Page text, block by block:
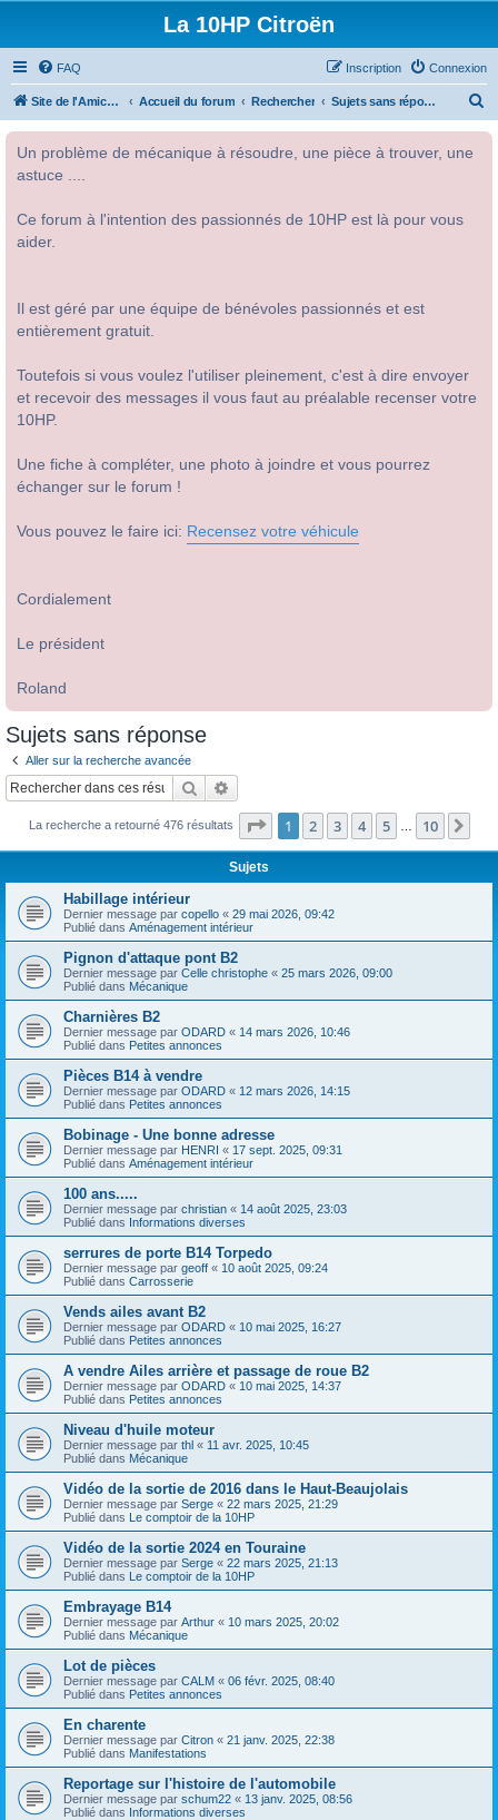
La 10HP Citroën
FAQ Connexion
Inscription
Site de l'Amicale Citroën 10HP Accueil du forum Rechercher Sujets sans réponse
Un problème de mécanique à résoudre, une pièce à trouver, une
astuce ....
Ce forum à l'intention des passionnés de 10HP est là pour vous
aider.
Il est géré par une équipe de bénévoles passionnés et est
entièrement gratuit.
Toutefois si vous voulez l'utiliser pleinement, c'est à dire envoyer
et recevoir des messages il vous faut au préalable recenser votre
10HP.
Une fiche à compléter, une photo à joindre et vous pourrez
échanger sur le forum !
Vous pouvez le faire ici: Recensez votre véhicule
Cordialement
Le président
Roland
Sujets sans réponse
Aller sur la recherche avancée
Rechercher
La recherche a retourné 476 résultats Page 1sur10
1 2 3 4 5 10
Sujets
Habillage intérieur
Dernier message par copello « 29 mai 2026, 09:42
Publié dans Aménagement intérieur
Pignon d'attaque pont B2
Dernier message par Celle christophe « 25 mars 2026, 09:00
Publié dans Mécanique
Charnières B2
Dernier message par ODARD « 14 mars 2026, 10:46
Publié dans Petites annonces
Pièces B14 à vendre
Dernier message par ODARD « 12 mars 2026, 14:15
Publié dans Petites annonces
Bobinage - Une bonne adresse
Dernier message par HENRI « 17 sept. 2025, 09:31
Publié dans Aménagement intérieur
100 ans.....
Dernier message par christian « 14 août 2025, 23:03
Publié dans Informations diverses
serrures de porte B14 Torpedo
Dernier message par geoff « 10 août 2025, 09:24
Publié dans Carrosserie
Vends ailes avant B2
Dernier message par ODARD « 10 mai 2025, 16:27
Publié dans Petites annonces
A vendre Ailes arrière et passage de roue B2
Dernier message par ODARD « 10 mai 2025, 14:37
Publié dans Petites annonces
Niveau d'huile moteur
Dernier message par thl « 11 avr. 2025, 10:45
Publié dans Mécanique
Vidéo de la sortie de 2016 dans le Haut-Beaujolais
Dernier message par Serge « 22 mars 2025, 21:29
Publié dans Le comptoir de la 10HP
Vidéo de la sortie 2024 en Touraine
Dernier message par Serge « 22 mars 2025, 21:13
Publié dans Le comptoir de la 10HP
Embrayage B14
Dernier message par Arthur « 10 mars 2025, 20:02
Publié dans Mécanique
Lot de pièces
Dernier message par CALM « 06 févr. 2025, 08:40
Publié dans Petites annonces
En charente
Dernier message par Citron « 21 janv. 2025, 22:38
Publié dans Manifestations
Reportage sur l'histoire de l'automobile
Dernier message par schum22 « 13 janv. 2025, 08:56
Publié dans Informations diverses